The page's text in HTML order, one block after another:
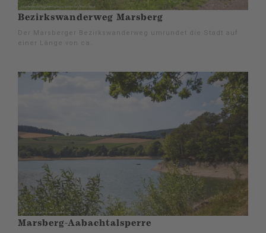
Bezirkswanderweg Marsberg
Der Marsberger Bezirkswanderweg umrundet die Stadt auf
einer Länge von ca.
Marsberg-Aabachtalsperre